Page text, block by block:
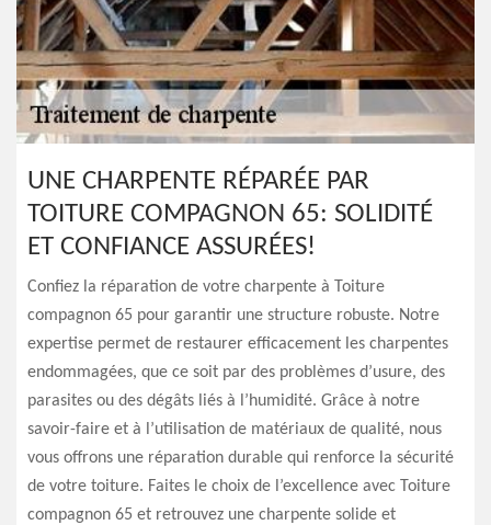
UNE CHARPENTE RÉPARÉE PAR
TOITURE COMPAGNON 65: SOLIDITÉ
ET CONFIANCE ASSURÉES!
Confiez la réparation de votre charpente à Toiture
compagnon 65 pour garantir une structure robuste. Notre
expertise permet de restaurer efficacement les charpentes
endommagées, que ce soit par des problèmes d’usure, des
parasites ou des dégâts liés à l’humidité. Grâce à notre
savoir-faire et à l’utilisation de matériaux de qualité, nous
vous offrons une réparation durable qui renforce la sécurité
de votre toiture. Faites le choix de l’excellence avec Toiture
compagnon 65 et retrouvez une charpente solide et